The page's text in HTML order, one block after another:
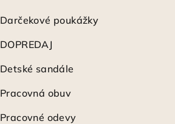
Darčekové poukážky
DOPREDAJ
Detské sandále
Pracovná obuv
Pracovné odevy